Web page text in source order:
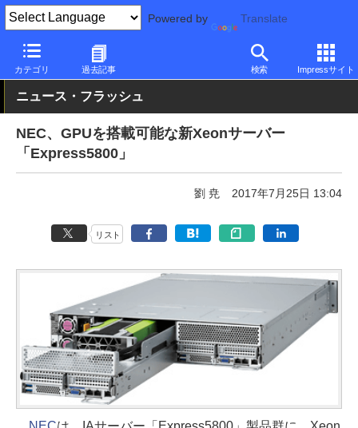
Powered by Translate
カテゴリ 過去記事 検索 Impressサイト
PC Watch パソコン/タブレット/スマートフォン その他
ニュース・フラッシュ
NEC、GPUを搭載可能な新Xeonサーバー
「Express5800」
劉 尭 2017年7月25日 13:04
リスト